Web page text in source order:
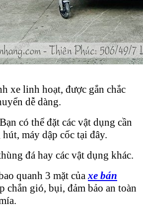
xe linh hoạt, được gắn chắc
dễ dàng.
có thể đặt các vật dụng cần
máy dập cốc tại đây.
đá hay các vật dụng khác.
quanh 3 mặt của xe bán
chắn gió, bụi, đảm bảo an toàn